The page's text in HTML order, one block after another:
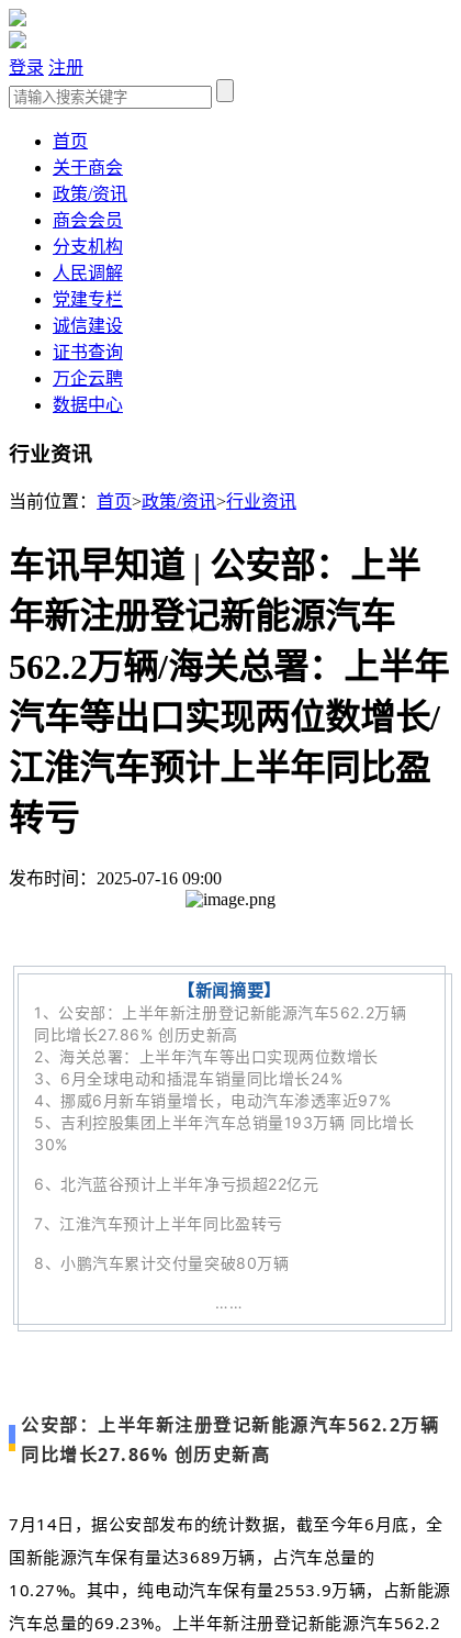
登录 注册
首页
关于商会
政策/资讯
商会会员
分支机构
人民调解
党建专栏
诚信建设
证书查询
万企云聘
数据中心
行业资讯
当前位置： 首页>政策/资讯>行业资讯
车讯早知道 | 公安部：上半
年新注册登记新能源汽车
562.2万辆/海关总署：上半年
汽车等出口实现两位数增长/
江淮汽车预计上半年同比盈
转亏
发布时间：2025-07-16 09:00
【新闻摘要】
1、 公安部：上半年新注册登记新能源汽车562.2万辆
同比增长27.86% 创历史新高
2、 海关总署：上半年汽车等出口实现两位数增长
3、 6月全球电动和插混车销量同比增长24%
4、挪威6月新车销量增长，电动汽车渗透率近97%
5、 吉利控股集团上半年汽车总销量193万辆 同比增长
30%
6、 北汽蓝谷预计上半年净亏损超22亿元
7、 江淮汽车预计上半年同比盈转亏
8、 小鹏汽车累计交付量突破80万辆
……
公安部：上半年新注册登记新能源汽车562.2万辆
同比增长27.86% 创历史新高
7月14日，据公安部发布的统计数据，截至今年6月底，全
国新能源汽车保有量达3689万辆，占汽车总量的
10.27%。其中，纯电动汽车保有量2553.9万辆，占新能源
汽车总量的69.23%。上半年新注册登记新能源汽车562.2